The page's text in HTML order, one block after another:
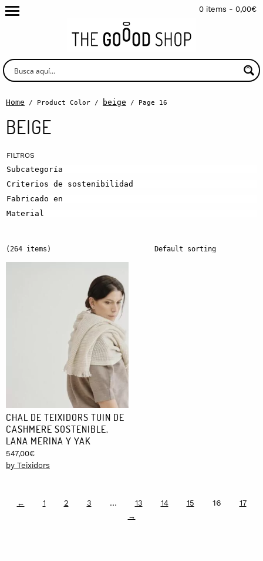
0 items - 0,00€
Home / Product Color / beige / Page 16
BEIGE
Subcategoría
Criterios de sostenibilidad
Fabricado en
Material
(264 items)
CHAL DE TEIXIDORS TUIN DE
CASHMERE SOSTENIBLE,
LANA MERINA Y YAK
547,00€
by Teixidors
← 1 2 3 … 13 14 15 16
17
→